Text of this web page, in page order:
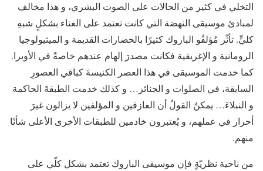
التخلي في كثير من الحالات على الصوت البشري، و هذا مخالف
لمبادئ موسيقى النهضة التي كانت تعتمد على الغناء بشكلٍ شبهِ
كليٍّ. تأثّر مُؤلفُو الباروك كثيرًا بالحضارات القديمة و الميثيولوجيا
الرومانية و الإغريقية فكانت مصدرَ إلهام عندهم خاصةً في الأوبرا.
كما خدمت الموسيقى في هذا العصر الكنيسةَ كباقي العصورِ
السابقة، في الصلوات و الجنائز… و كذلك خدمت الطبقةَ الحاكمة
و النبلاءَ… يمكنُ القولُ أن العازفين و المؤلفين لا يزالون غيرَ
أحرار في عملهم، و يُعتبرون خادمين للطبقات الأخرى الأعلى شأنًا
منهم.
من ناحية نظريّةٍ فإن موسيقى الباروك تعتمد بشكل كلّي على